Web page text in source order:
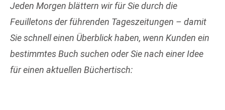
Jeden Morgen blättern wir für Sie durch die
Feuilletons der führenden Tageszeitungen – damit
Sie schnell einen Überblick haben, wenn Kunden ein
bestimmtes Buch suchen oder Sie nach einer Idee
für einen aktuellen Büchertisch: